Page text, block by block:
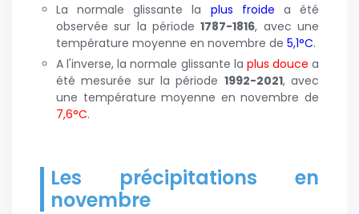
La normale glissante la plus froide a été
observée sur la période1787-1816, avec une
température moyenne en novembre de 5,1°C.
A l'inverse, la normale glissante la plus douce a
été mesurée sur la période 1992-2021, avec
une température moyenne en novembre de
7,6°C.
Les précipitations en
novembre